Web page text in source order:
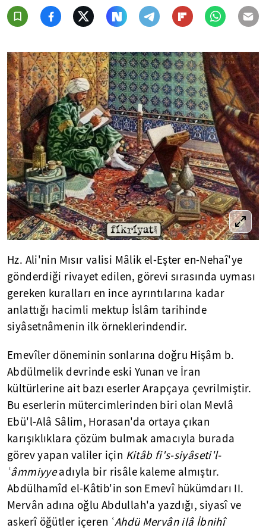
Hz. Ali'nin Mısır valisi Mâlik el-Eşter en-Nehaî'ye
gönderdiği rivayet edilen, görevi sırasında uyması
gereken kuralları en ince ayrıntılarına kadar
anlattığı hacimli mektup İslâm tarihinde
siyâsetnâmenin ilk örneklerindendir.
Emevîler döneminin sonlarına doğru Hişâm b.
Abdülmelik devrinde eski Yunan ve İran
kültürlerine ait bazı eserler Arapçaya çevrilmiştir.
Bu eserlerin mütercimlerinden biri olan Mevlâ
Ebü'l-Alâ Sâlim, Horasan'da ortaya çıkan
karışıklıklara çözüm bulmak amacıyla burada
görev yapan valiler için Kitâb fi's-siyâseti'l-
ʿâmmiyyeadıyla bir risâle kaleme almıştır.
Abdülhamîd el-Kâtib'in son Emevî hükümdarı II.
Mervân adına oğlu Abdullah'a yazdığı, siyasî ve
askerî öğütler içeren ʿAhdü Mervân ilâ İbnihî